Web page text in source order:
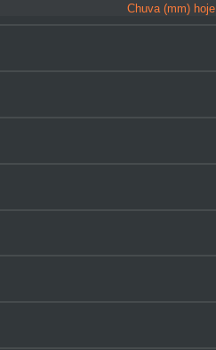
Chuva (mm) hoje